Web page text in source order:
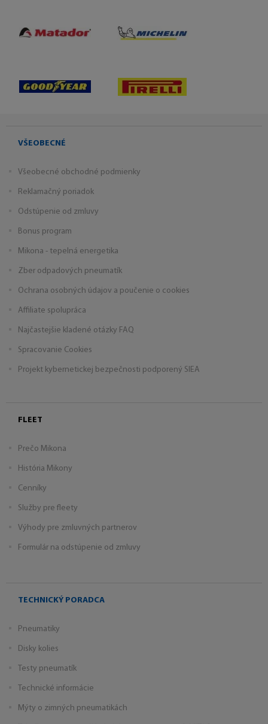
VŠEOBECNÉ
Všeobecné obchodné podmienky
Reklamačný poriadok
Odstúpenie od zmluvy
Bonus program
Mikona - tepelná energetika
Zber odpadových pneumatík
Ochrana osobných údajov a poučenie o cookies
Affiliate spolupráca
Najčastejšie kladené otázky FAQ
Spracovanie Cookies
Projekt kybernetickej bezpečnosti podporený SIEA
FLEET
Prečo Mikona
História Mikony
Cenníky
Služby pre fleety
Výhody pre zmluvných partnerov
Formulár na odstúpenie od zmluvy
TECHNICKÝ PORADCA
Pneumatiky
Disky kolies
Testy pneumatík
Technické informácie
Mýty o zimných pneumatikách